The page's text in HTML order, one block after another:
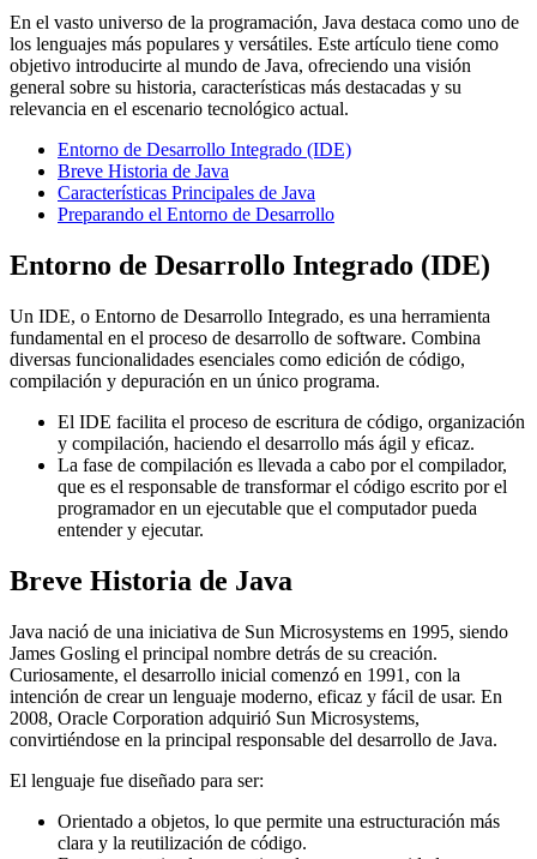
En el vasto universo de la programación, Java destaca como uno de
los lenguajes más populares y versátiles. Este artículo tiene como
objetivo introducirte al mundo de Java, ofreciendo una visión
general sobre su historia, características más destacadas y su
relevancia en el escenario tecnológico actual.
Entorno de Desarrollo Integrado (IDE)
Breve Historia de Java
Características Principales de Java
Preparando el Entorno de Desarrollo
Entorno de Desarrollo Integrado (IDE)
Un IDE, o Entorno de Desarrollo Integrado, es una herramienta
fundamental en el proceso de desarrollo de software. Combina
diversas funcionalidades esenciales como edición de código,
compilación y depuración en un único programa.
El IDE facilita el proceso de escritura de código, organización
y compilación, haciendo el desarrollo más ágil y eficaz.
La fase de compilación es llevada a cabo por el compilador,
que es el responsable de transformar el código escrito por el
programador en un ejecutable que el computador pueda
entender y ejecutar.
Breve Historia de Java
Java nació de una iniciativa de Sun Microsystems en 1995, siendo
James Gosling el principal nombre detrás de su creación.
Curiosamente, el desarrollo inicial comenzó en 1991, con la
intención de crear un lenguaje moderno, eficaz y fácil de usar. En
2008, Oracle Corporation adquirió Sun Microsystems,
convirtiéndose en la principal responsable del desarrollo de Java.
El lenguaje fue diseñado para ser:
Orientado a objetos, lo que permite una estructuración más
clara y la reutilización de código.